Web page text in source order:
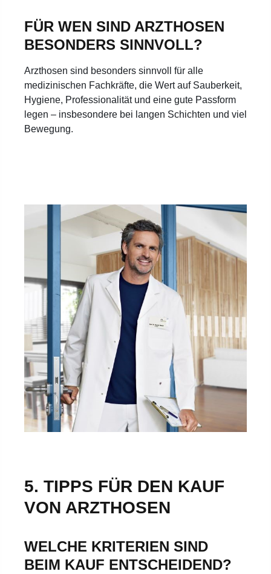
FÜR WEN SIND ARZTHOSEN
BESONDERS SINNVOLL?
Arzthosen sind besonders sinnvoll für alle
medizinischen Fachkräfte, die Wert auf Sauberkeit,
Hygiene, Professionalität und eine gute Passform
legen – insbesondere bei langen Schichten und viel
Bewegung.
5. TIPPS FÜR DEN KAUF
VON ARZTHOSEN
WELCHE KRITERIEN SIND
BEIM KAUF ENTSCHEIDEND?